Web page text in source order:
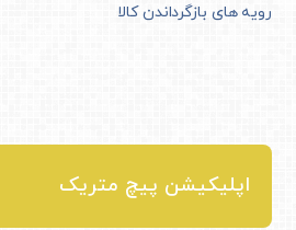
رویه های بازگرداندن کالا
اپلیکیشن پیچ متریک